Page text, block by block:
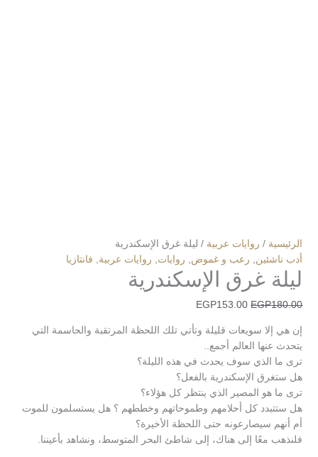
الرئيسية / روايات عربية / ليلة غرق الإسكندرية
أدب ناشئين
رعب و غموض روايات روايات عربية فانتازيا
ليلة غرق الإسكندرية
EGP180.00
EGP153.00
إن هي إلا سويعات قليلة وتأتي تلك اللحظة المرتقبة والحاسمة التي
يتحدث عنها العالم أجمع..
ترى ما الذي سوف يحدث في هذه الليلة؟
هل ستغرق الإسكندرية بالفعل؟
ترى ما هو المصير الذي ينتظر كل هؤلاء؟
هل ستتبدد كل أحلامهم وطموحاتهم وخططهم ؟ هل يستسلمون للموت
أم أنهم سيصارعونه حتى اللحظة الأخيرة؟
فلنذهب معًا إلى هناك، إلى شاطئ البحر المتوسط، ونشاهد بأعيننا.